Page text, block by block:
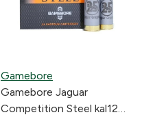
Gamebore
Gamebore Jaguar
Competition Steel kal12